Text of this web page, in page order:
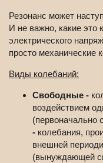
Резонанс может
И не важно, какие это
электрического
просто механические
Виды колебаний:
Свободные -
воздействием
(первоначально
- колебания,
внешней
(вынуждающей